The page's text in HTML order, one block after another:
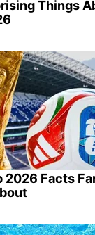
Things
2026 Facts